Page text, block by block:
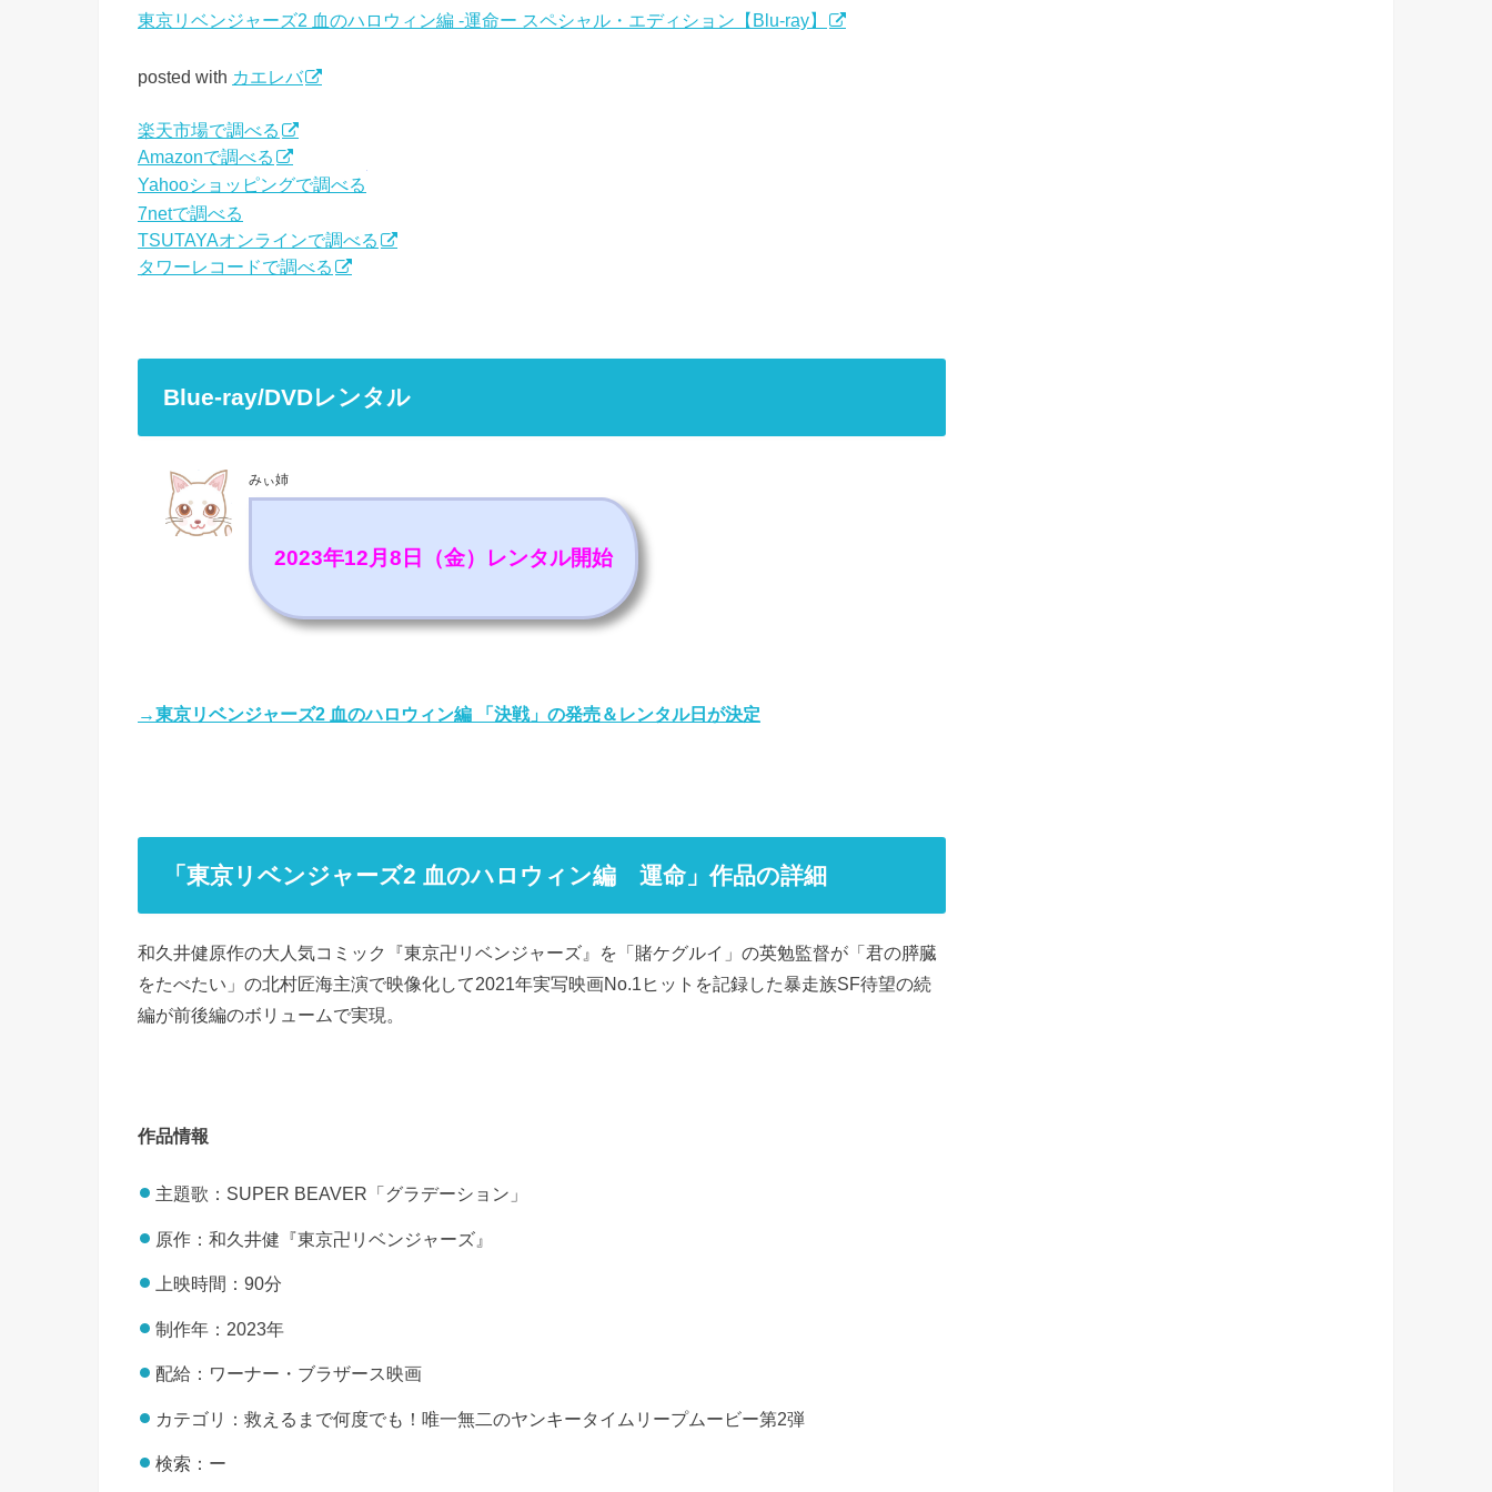
東京リベンジャーズ2 血のハロウィン編 -運命ー スペシャル・エディション【Blu-ray】
posted with カエレバ
楽天市場で調べる
Amazonで調べる
Yahooショッピングで調べる
7netで調べる
TSUTAYAオンラインで調べる
タワーレコードで調べる
Blue-ray/DVDレンタル
みぃ姉
2023年12月8日（金）レンタル開始
→東京リベンジャーズ2 血のハロウィン編 「決戦」の発売＆レンタル日が決定
「東京リベンジャーズ2 血のハロウィン編 運命」作品の詳細
和久井健原作の大人気コミック『東京卍リベンジャーズ』を「賭ケグルイ」の英勉監督が「君の膵臓
をたべたい」の北村匠海主演で映像化して2021年実写映画No.1ヒットを記録した暴走族SF待望の続
編が前後編のボリュームで実現。
作品情報
主題歌：SUPER BEAVER「グラデーション」
原作：和久井健『東京卍リベンジャーズ』
上映時間：90分
制作年：2023年
配給：ワーナー・ブラザース映画
カテゴリ：救えるまで何度でも！唯一無二のヤンキータイムリープムービー第2弾
検索：ー